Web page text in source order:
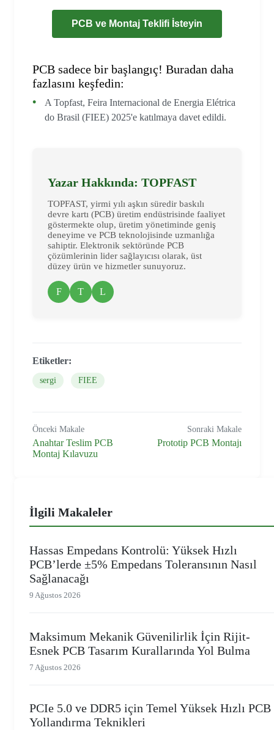
PCB ve Montaj Teklifi İsteyin
PCB sadece bir başlangıç! Buradan daha
fazlasını keşfedin:
A Topfast, Feira Internacional de Energia Elétrica
do Brasil (FIEE) 2025'e katılmaya davet edildi.
Yazar Hakkında: TOPFAST
TOPFAST, yirmi yılı aşkın süredir baskılı
devre kartı (PCB) üretim endüstrisinde faaliyet
göstermekte olup, üretim yönetiminde geniş
deneyime ve PCB teknolojisinde uzmanlığa
sahiptir. Elektronik sektöründe PCB
çözümlerinin lider sağlayıcısı olarak, üst
düzey ürün ve hizmetler sunuyoruz.
F T L
Etiketler:
sergi FIEE
Önceki Makale
Anahtar Teslim PCB
Montaj Kılavuzu
Sonraki Makale
Prototip PCB Montajı
İlgili Makaleler
Hassas Empedans Kontrolü: Yüksek Hızlı
PCB’lerde ±5% Empedans Toleransının Nasıl
Sağlanacağı
9 Ağustos 2026
Maksimum Mekanik Güvenilirlik İçin Rijit-
Esnek PCB Tasarım Kurallarında Yol Bulma
7 Ağustos 2026
PCIe 5.0 ve DDR5 için Temel Yüksek Hızlı PCB
Yollandırma Teknikleri